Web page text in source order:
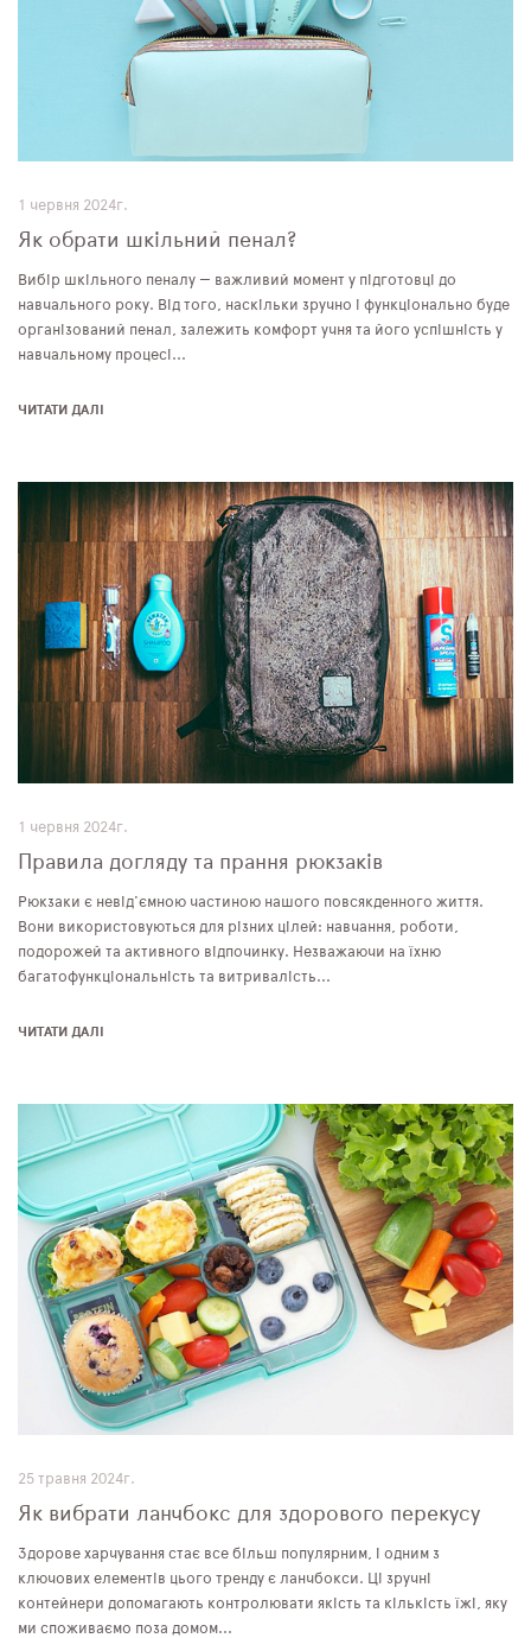
1 червня 2024г.
Як обрати шкільний пенал?
Вибір шкільного пеналу — важливий момент у підготовці до
навчального року. Від того, наскільки зручно і функціонально буде
організований пенал, залежить комфорт учня та його успішність у
навчальному процесі...
ЧИТАТИ ДАЛІ
1 червня 2024г.
Правила догляду та прання рюкзаків
Рюкзаки є невід'ємною частиною нашого повсякденного життя.
Вони використовуються для різних цілей: навчання, роботи,
подорожей та активного відпочинку. Незважаючи на їхню
багатофункціональність та витривалість...
ЧИТАТИ ДАЛІ
25 травня 2024г.
Як вибрати ланчбокс для здорового перекусу
Здорове харчування стає все більш популярним, і одним з
ключових елементів цього тренду є ланчбокси. Ці зручні
контейнери допомагають контролювати якість та кількість їжі, яку
ми споживаємо поза домом...